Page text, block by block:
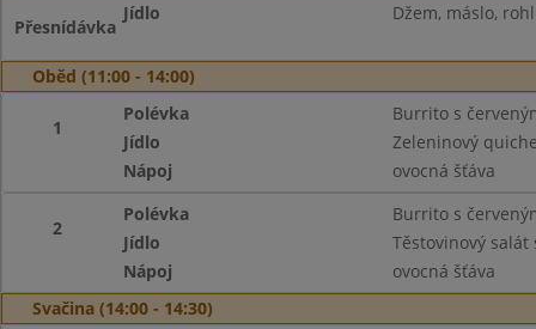
Přesnídávka
Jídlo Džem, máslo,
Oběd (11:00 - 14:00)
1
Polévka
Burrito s
Jídlo
Zeleninový
Nápoj
ovocná šťáva
2
Polévka
Burrito s
Jídlo
Těstovinový salát
Nápoj
ovocná šťáva
Svačina (14:00 - 14:30)